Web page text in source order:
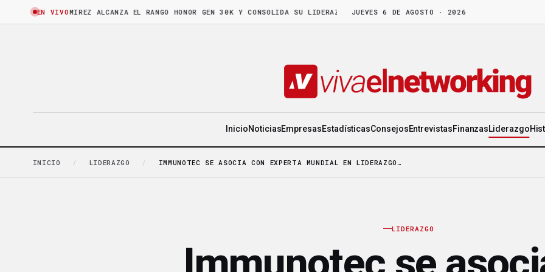
EN VIVO
BRUNO RAMIREZ ALCANZA EL RANGO HONOR GEN 30K Y CONSOLIDA SU LIDERAZGO EN WORLD GEN ·LA FRUTA MADURA NO ESPERA: HAY
JUEVES 6 DE AGOSTO · 2026
InicioNoticiasEmpresasEstadísticasConsejosEntrevistasFinanzasLiderazgo
INICIO / LIDERAZGO / IMMUNOTEC SE ASOCIA CON EXPERTA MUNDIAL EN LIDERAZGO…
LIDERAZGO